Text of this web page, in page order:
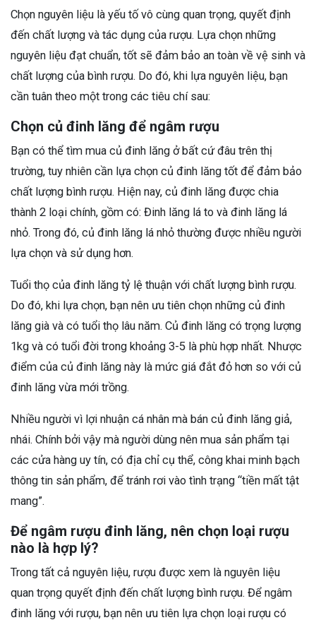
Chọn nguyên liệu là yếu tố vô cùng quan trọng, quyết định
đến chất lượng và tác dụng của rượu. Lựa chọn những
nguyên liệu đạt chuẩn, tốt sẽ đảm bảo an toàn về vệ sinh và
chất lượng của bình rượu. Do đó, khi lựa nguyên liệu, bạn
cần tuân theo một trong các tiêu chí sau:
Chọn củ đinh lăng để ngâm rượu
Bạn có thể tìm mua củ đinh lăng ở bất cứ đâu trên thị
trường, tuy nhiên cần lựa chọn củ đinh lăng tốt để đảm bảo
chất lượng bình rượu. Hiện nay, củ đinh lăng được chia
thành 2 loại chính, gồm có: Đinh lăng lá to và đinh lăng lá
nhỏ. Trong đó, củ đinh lăng lá nhỏ thường được nhiều người
lựa chọn và sử dụng hơn.
Tuổi thọ của đinh lăng tỷ lệ thuận với chất lượng bình rượu.
Do đó, khi lựa chọn, bạn nên ưu tiên chọn những củ đinh
lăng già và có tuổi thọ lâu năm. Củ đinh lăng có trọng lượng
1kg và có tuổi đời trong khoảng 3-5 là phù hợp nhất. Nhược
điểm của củ đinh lăng này là mức giá đắt đỏ hơn so với củ
đinh lăng vừa mới trồng.
Nhiều người vì lợi nhuận cá nhân mà bán củ đinh lăng giả,
nhái. Chính bởi vậy mà người dùng nên mua sản phẩm tại
các cửa hàng uy tín, có địa chỉ cụ thể, công khai minh bạch
thông tin sản phẩm, để tránh rơi vào tình trạng “tiền mất tật
mang”.
Để ngâm rượu đinh lăng, nên chọn loại rượu
nào là hợp lý?
Trong tất cả nguyên liệu, rượu được xem là nguyên liệu
quan trọng quyết định đến chất lượng bình rượu. Để ngâm
đinh lăng với rượu, bạn nên ưu tiên lựa chọn loại rượu có